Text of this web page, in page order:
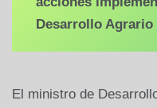
Desarrollo
El ministro de